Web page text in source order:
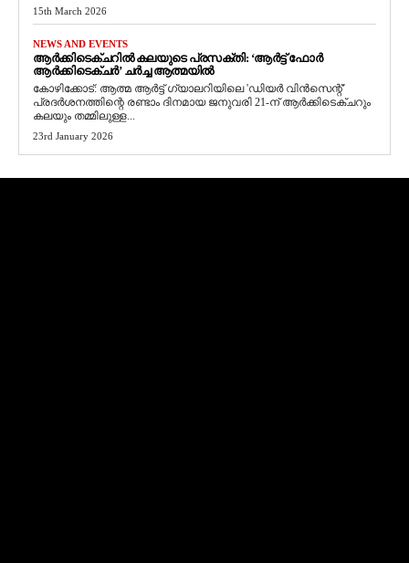
15th March 2026
NEWS AND EVENTS
ആർക്കിടെക്ചറിൽ കലയുടെ പ്രസക്തി: ‘ആർട്ട് ഫോർ
ആർക്കിടെക്ചർ’ ചർച്ച ആത്മയിൽ
​കോഴിക്കോട്: ആത്മ ആർട്ട് ഗ്യാലറിയിലെ 'ഡിയർ വിൻസെന്റ്'
പ്രദർശനത്തിന്റെ രണ്ടാം ദിനമായ ജനുവരി 21-ന് ആർക്കിടെക്ചറും
കലയും തമ്മിലുള്ള...
23rd January 2026